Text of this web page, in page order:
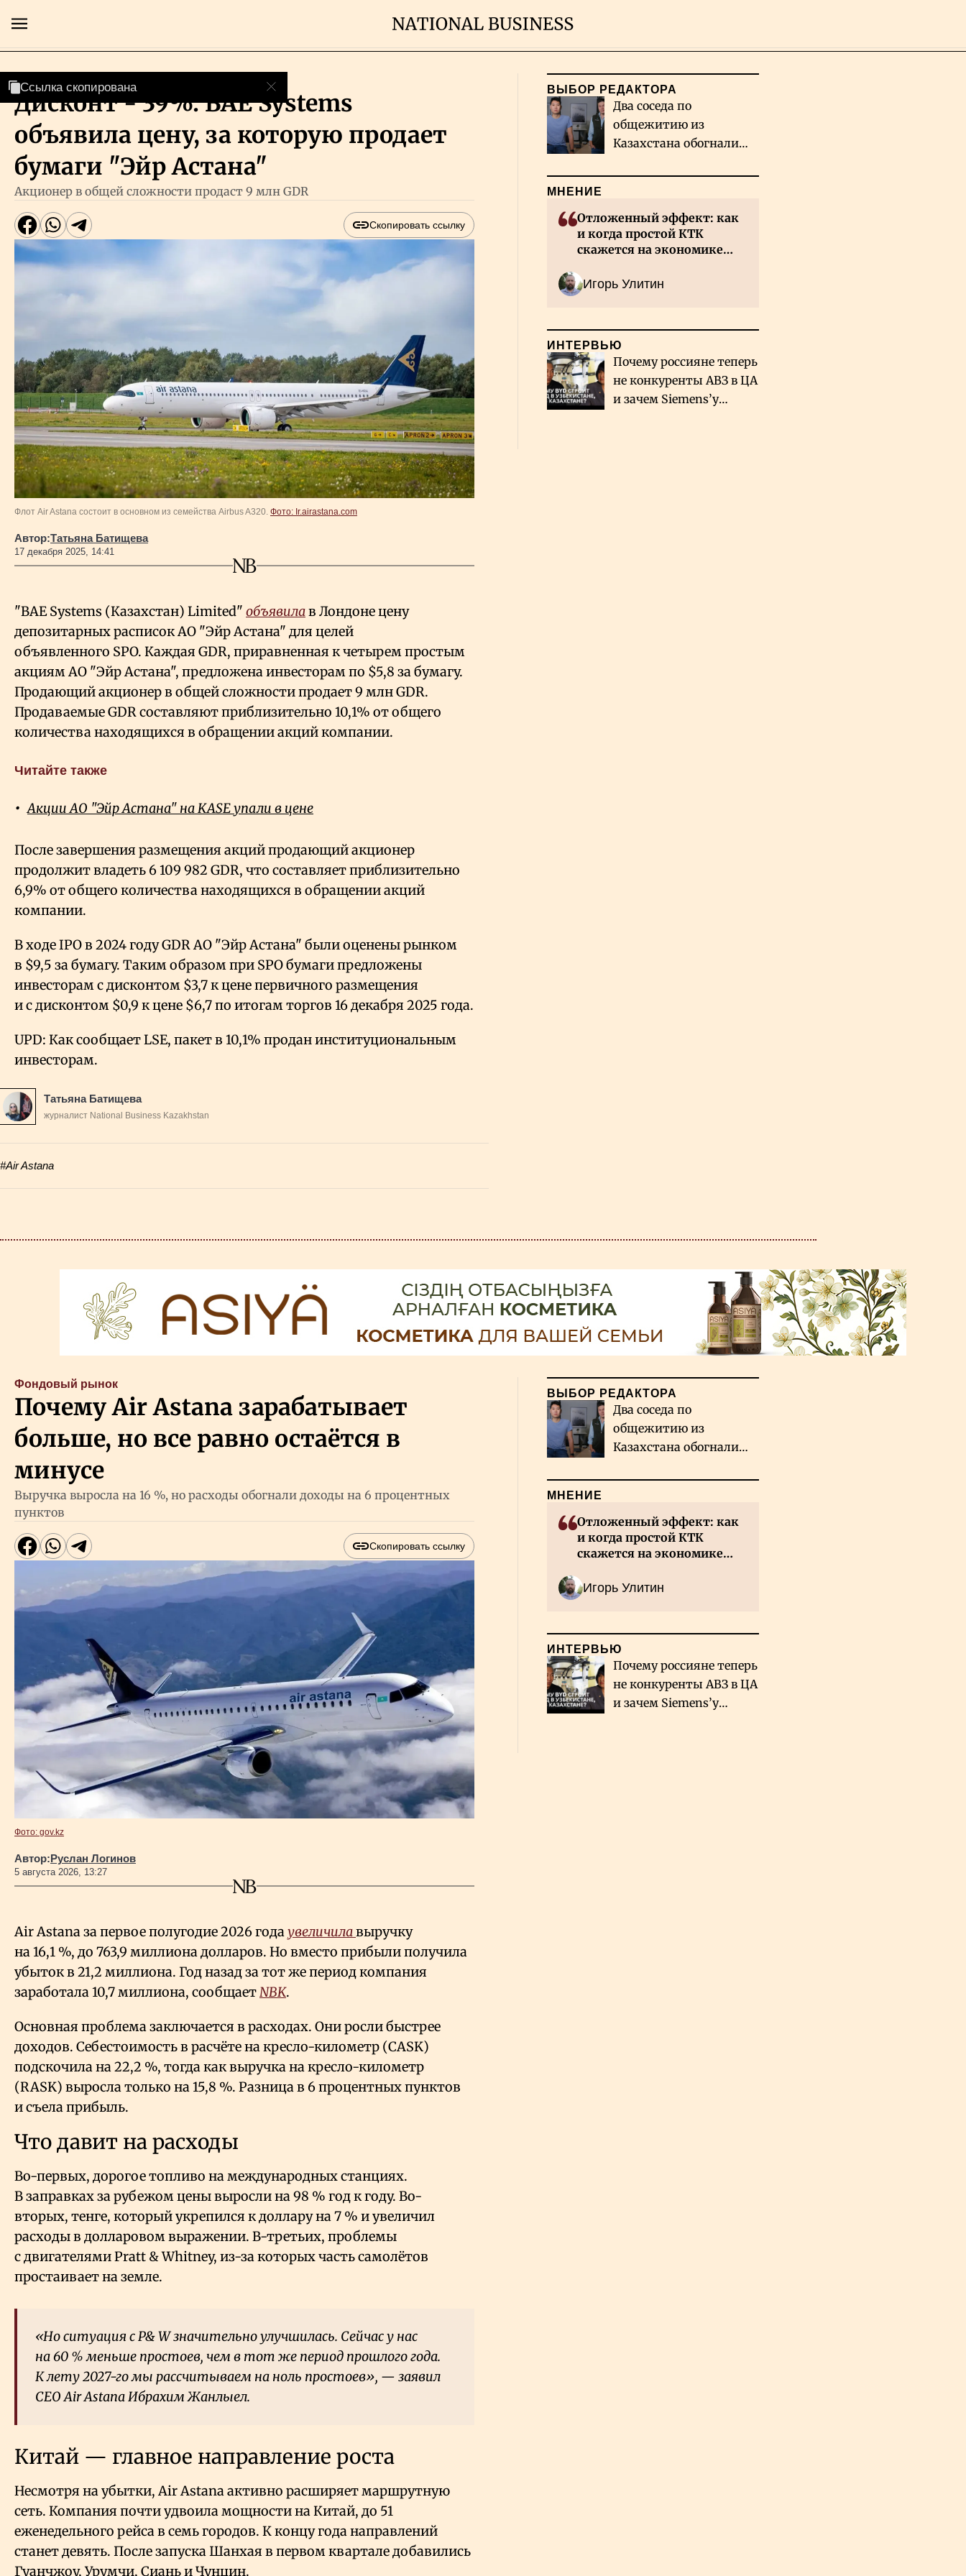
Главная
Бизнес
Рынки
Геополитика
Исследования
Люди
Life & Arts
О нас
Фондовый рынок
Дисконт - 39%: BAE Systems
объявила цену, за которую продает
бумаги "Эйр Астана"
Акционер в общей сложности продаст 9 млн GDR
Скопировать ссылку
Ссылка скопирована
Флот Air Astana состоит в основном из семейства Airbus A320. Фото: Ir.airastana.com
Автор:Татьяна Батищева
17 декабря 2025, 14:41
"BAE Systems (Казахстан) Limited" объявилав Лондоне цену
депозитарных расписок АО "Эйр Астана" для целей
объявленного SPO. Каждая GDR, приравненная к четырем простым
акциям АО "Эйр Астана", предложена инвесторам по $5,8 за бумагу.
Продающий акционер в общей сложности продает 9 млн GDR.
Продаваемые GDR составляют приблизительно 10,1% от общего
количества находящихся в обращении акций компании.
Читайте также
Акции АО "Эйр Астана" на KASE упали в цене
После завершения размещения акций продающий акционер
продолжит владеть 6109 982 GDR, что составляет приблизительно
6,9% от общего количества находящихся в обращении акций
компании.
В ходе IPO в 2024 году GDR АО "Эйр Астана" были оценены рынком
в $9,5 за бумагу. Таким образом при SPO бумаги предложены
инвесторам с дисконтом $3,7 к цене первичного размещения
и с дисконтом $0,9 к цене $6,7 по итогам торгов 16 декабря 2025 года.
UPD: Как сообщает LSE, пакет в 10,1% продан институциональным
инвесторам.
Татьяна Батищева
журналист National Business Kazakhstan
#Air Astana
ВЫБОР РЕДАКТОРА
Два соседа по
общежитию из
Казахстана обогнали
МНЕНИЕ
Отложенный эффект: как
и когда простой КТК
скажется на экономике
Игорь Улитин
ИНТЕРВЬЮ
Почему россияне теперь
не конкуренты АВЗ в ЦА
и зачем Siemens’у
Фондовый рынок
Почему Air Astana зарабатывает
больше, но все равно остаётся в
минусе
Выручка выросла на 16 %, но расходы обогнали доходы на 6 процентных
пунктов
Скопировать ссылку
Ссылка скопирована
Фото: gov.kz
Автор: Руслан Логинов
5 августа 2026, 13:27
Air Astana за первое полугодие 2026 годаувеличилавыручку
на 16,1 %, до 763,9 миллиона долларов. Но вместо прибыли получила
убыток в 21,2 миллиона. Год назад за тот же период компания
заработала 10,7 миллиона, сообщаетNBK.
Основная проблема заключается в расходах. Они росли быстрее
доходов. Себестоимость в расчёте на кресло-километр (CASK)
подскочила на 22,2 %, тогда как выручка на кресло-километр
(RASK) выросла только на 15,8 %. Разница в 6 процентных пунктов
и съела прибыль.
Что давит на расходы
Во-первых, дорогое топливо на международных станциях.
В заправках за рубежом цены выросли на 98 % год к году. Во-
вторых, тенге, который укрепился к доллару на 7 % и увеличил
расходы в долларовом выражении. В-третьих, проблемы
с двигателями Pratt & Whitney, из-за которых часть самолётов
простаивает на земле.
«Но ситуация с P& W значительно улучшилась. Сейчас у нас
на 60 % меньше простоев, чем в тот же период прошлого года.
К лету 2027-го мы рассчитываем на ноль простоев», — заявил
CEO Air Astana Ибрахим Жанлыел.
Китай — главное направление роста
Несмотря на убытки, Air Astana активно расширяет маршрутную
сеть. Компания почти удвоила мощности на Китай, до 51
еженедельного рейса в семь городов. К концу года направлений
станет девять. После запуска Шанхая в первом квартале добавились
Гуанчжоу, Урумчи, Сиань и Чунцин.
ВЫБОР РЕДАКТОРА
Два соседа по
общежитию из
Казахстана обогнали
МНЕНИЕ
Отложенный эффект: как
и когда простой КТК
скажется на экономике
Игорь Улитин
ИНТЕРВЬЮ
Почему россияне теперь
не конкуренты АВЗ в ЦА
и зачем Siemens’у